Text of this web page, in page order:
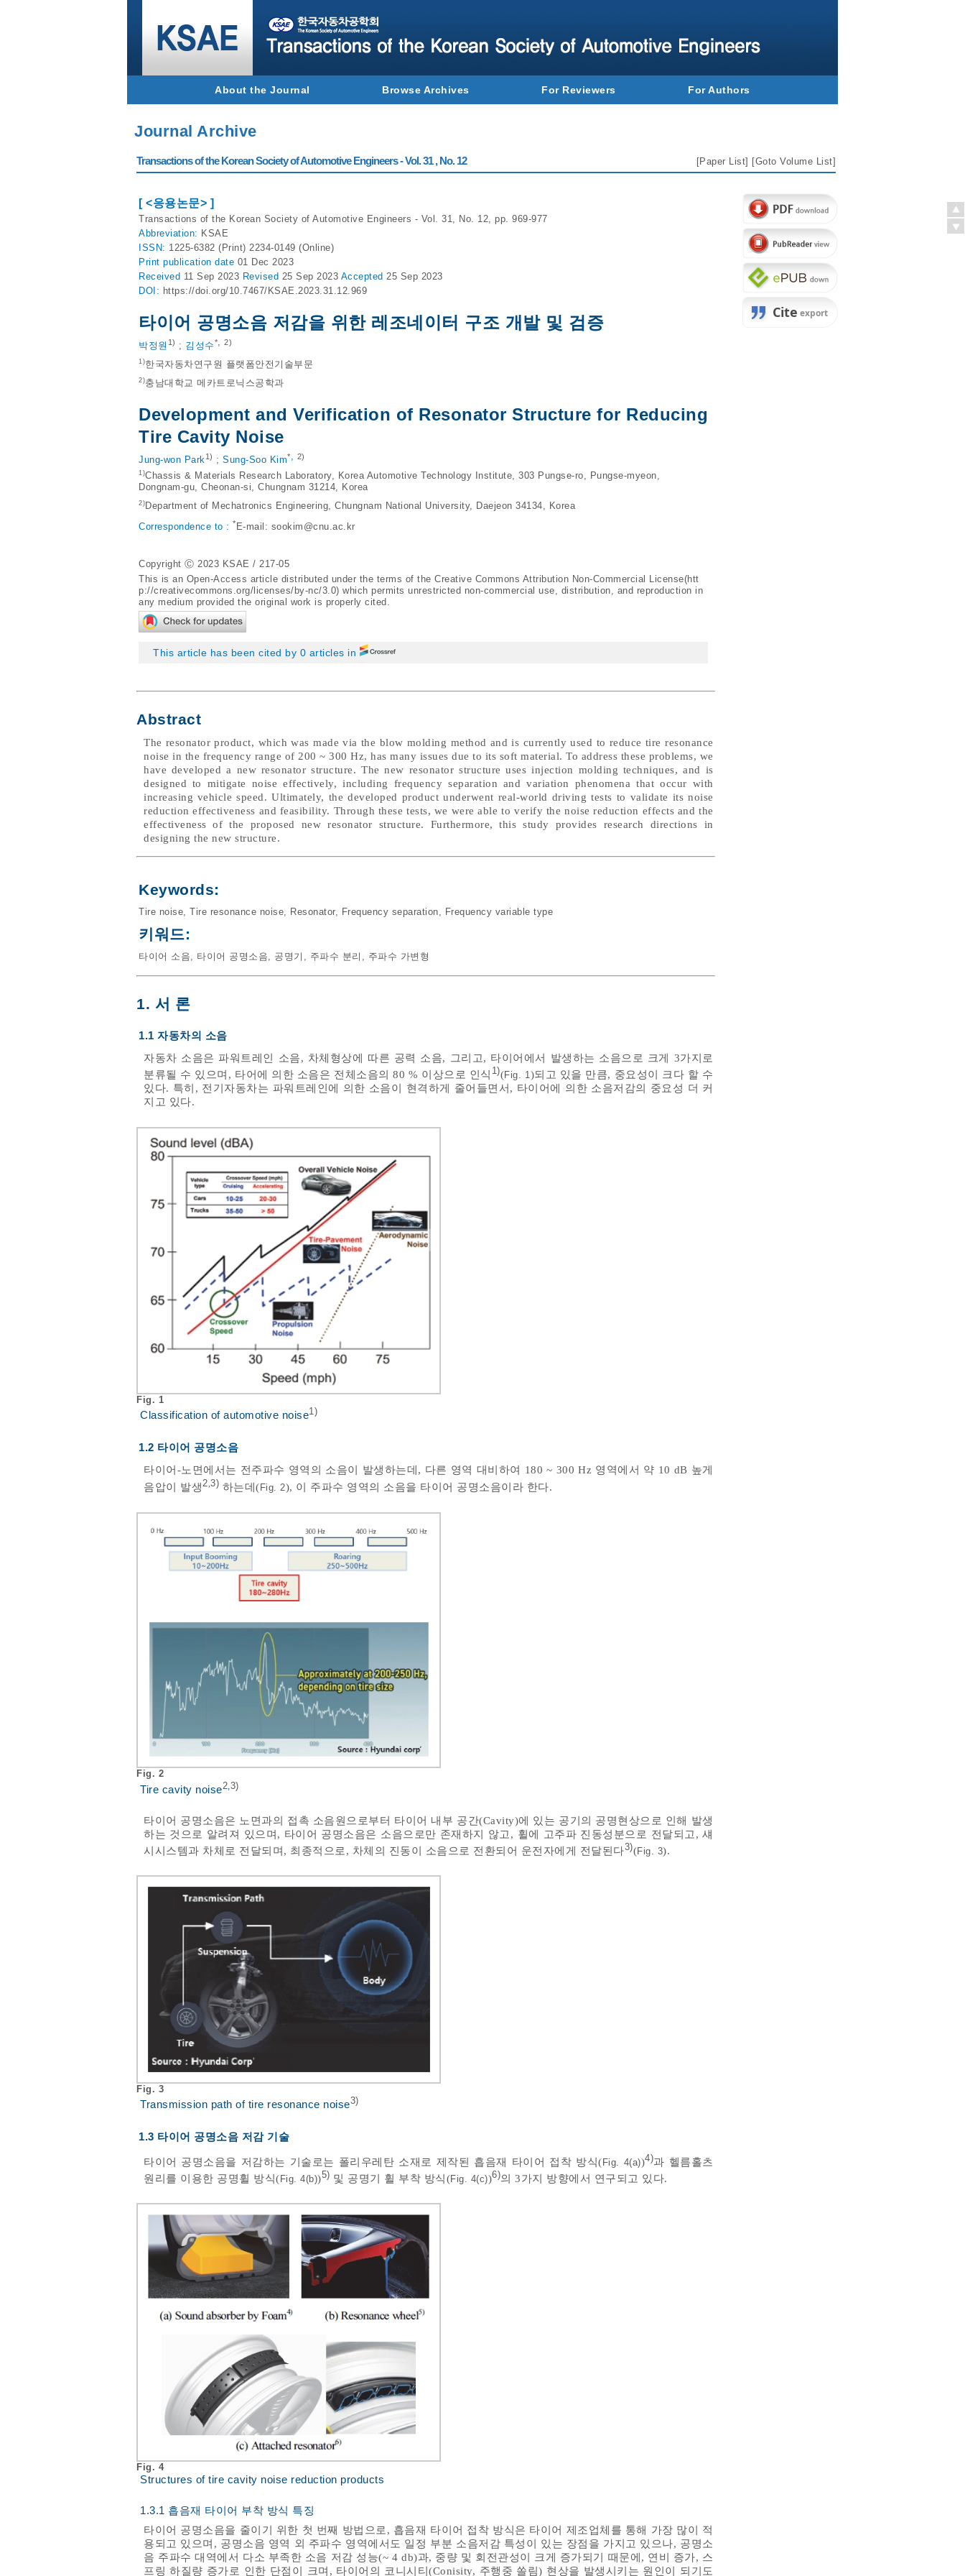
About the Journal Browse Archives For Reviewers For Authors
Journal Archive
Transactions of the Korean Society of Automotive Engineers - Vol. 31 , No. 12 [Paper List] [Goto Volume List]
[ <응용논문> ]
Transactions of the Korean Society of Automotive Engineers - Vol. 31, No. 12, pp. 969-977
Abbreviation: KSAE
ISSN: 1225-6382 (Print) 2234-0149 (Online)
Print publication date 01 Dec 2023
Received 11 Sep 2023 Revised 25 Sep 2023 Accepted 25 Sep 2023
DOI: https://doi.org/10.7467/KSAE.2023.31.12.969
타이어 공명소음 저감을 위한 레조네이터 구조 개발 및 검증
박정원 1) ; 김성수*, 2)
1)한국자동차연구원 플랫폼안전기술부문
2)충남대학교 메카트로닉스공학과
Development and Verification of Resonator Structure for Reducing
Tire Cavity Noise
Jung-won Park1) ; Sung-Soo Kim*, 2)
1)Chassis & Materials Research Laboratory, Korea Automotive Technology Institute, 303 Pungse-ro, Pungse-myeon,
Dongnam-gu, Cheonan-si, Chungnam 31214, Korea
2) Department of Mechatronics Engineering, Chungnam National University, Daejeon 34134, Korea
Correspondence to : * E-mail: sookim@cnu.ac.kr
Copyright Ⓒ 2023 KSAE / 217-05
This is an Open-Access article distributed under the terms of the Creative Commons Attribution Non-Commercial License(htt
p://creativecommons.org/licenses/by-nc/3.0) which permits unrestricted non-commercial use, distribution, and reproduction in
any medium provided the original work is properly cited.
This article has been cited by 0 articles in
Abstract
The resonator product, which was made via the blow molding method and is currently used to reduce tire resonance
noise in the frequency range of 200 ~ 300 Hz, has many issues due to its soft material. To address these problems, we
have developed a new resonator structure. The new resonator structure uses injection molding techniques, and is
designed to mitigate noise effectively, including frequency separation and variation phenomena that occur with
increasing vehicle speed. Ultimately, the developed product underwent real-world driving tests to validate its noise
reduction effectiveness and feasibility. Through these tests, we were able to verify the noise reduction effects and the
effectiveness of the proposed new resonator structure. Furthermore, this study provides research directions in
designing the new structure.
Keywords:
Tire noise, Tire resonance noise, Resonator, Frequency separation, Frequency variable type
키워드:
타이어 소음, 타이어 공명소음, 공명기 , 주파수 분리 , 주파수 가변형
1. 서 론
1.1 자동차의 소음
자동차 소음은 파워트레인 소음, 차체형상에 따른 공력 소음, 그리고, 타이어에서 발생하는 소음으로 크게 3가지로
분류될 수 있으며, 타어에 의한 소음은 전체소음의 80 % 이상으로 인식 1)(Fig. 1 )되고 있을 만큼, 중요성이 크다 할 수
있다. 특히, 전기자동차는 파워트레인에 의한 소음이 현격하게 줄어들면서, 타이어에 의한 소음저감의 중요성 더 커
지고 있다.
Fig. 1
Classification of automotive noise1)
1.2 타이어 공명소음
타이어-노면에서는 전주파수 영역의 소음이 발생하는데, 다른 영역 대비하여 180 ~ 300 Hz 영역에서 약 10 dB 높게
음압이 발생2,3) 하는데( Fig. 2), 이 주파수 영역의 소음을 타이어 공명소음이라 한다.
Fig. 2
Tire cavity noise2 3)
타이어 공명소음은 노면과의 접촉 소음원으로부터 타이어 내부 공간(Cavity)에 있는 공기의 공명현상으로 인해 발생
하는 것으로 알려져 있으며, 타이어 공명소음은 소음으로만 존재하지 않고, 휠에 고주파 진동성분으로 전달되고, 섀
시시스템과 차체로 전달되며, 최종적으로, 차체의 진동이 소음으로 전환되어 운전자에게 전달된다3)(Fig. 3).
Fig. 3
Transmission path of tire resonance noise3)
1.3 타이어 공명소음 저감 기술
타이어 공명소음을 저감하는 기술로는 폴리우레탄 소재로 제작된 흡음재 타이어 접착 방식(Fig. 4(a))4)과 헬름홀츠
원리를 이용한 공명휠 방식(Fig. 4(b))5) 및 공명기 휠 부착 방식(Fig. 4(c))6)의 3가지 방향에서 연구되고 있다.
Fig. 4
Structures of tire cavity noise reduction products
1.3.1 흡음재 타이어 부착 방식 특징
타이어 공명소음을 줄이기 위한 첫 번째 방법으로, 흡음재 타이어 접착 방식은 타이어 제조업체를 통해 가장 많이 적
용되고 있으며, 공명소음 영역 외 주파수 영역에서도 일정 부분 소음저감 특성이 있는 장점을 가지고 있으나, 공명소
음 주파수 대역에서 다소 부족한 소음 저감 성능(~ 4 db)과, 중량 및 회전관성이 크게 증가되기 때문에, 연비 증가, 스
프링 하질량 증가로 인한 단점이 크며, 타이어의 코니시티(Conisity, 주행중 쏠림) 현상을 발생시키는 원인이 되기도